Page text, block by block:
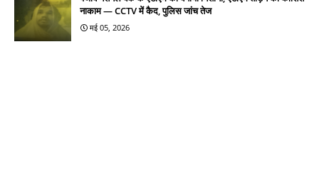
नाकाम — CCTV में कैद, पुलिस जांच तेज
मई 05, 2026